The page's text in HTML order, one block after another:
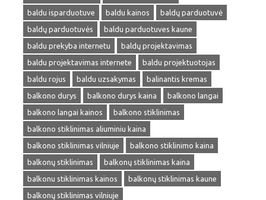
baldu isparduotuve
baldu kainos
baldų parduotuvė
baldų parduotuvės
baldu parduotuves kaune
baldu prekyba internetu
baldų projektavimas
baldu projektavimas internete
baldu projektuotojas
baldu rojus
baldu uzsakymas
balinantis kremas
balkono durys
balkono durys kaina
balkono langai
balkono langai kainos
balkono stiklinimas
balkono stiklinimas aliuminiu kaina
balkono stiklinimas vilniuje
balkono stiklinimo kaina
balkonų stiklinimas
balkonų stiklinimas kaina
balkonu stiklinimas kainos
balkonų stiklinimas kaune
balkonų stiklinimas vilniuje